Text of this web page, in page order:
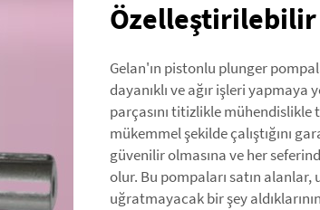
Özelleştirilebilir
Gelan'ın pistonlu plunger
dayanıklı ve ağır işleri
parçasını titizlikle
mükemmel şekilde çalıştığını
güvenilir olmasına ve her
olur. Bu pompaları satın alanlar,
uğratmayacak bir şey